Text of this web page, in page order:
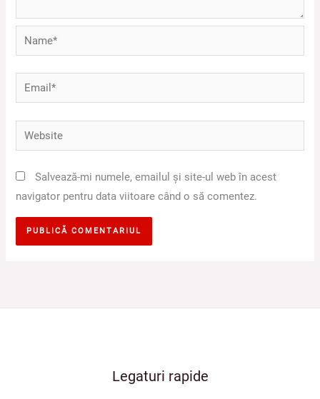
Name*
Email*
Website
Salvează-mi numele, emailul și site-ul web în acest
navigator pentru data viitoare când o să comentez.
Legaturi rapide